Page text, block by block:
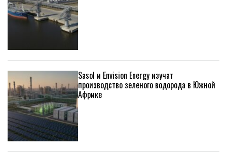
Sasol и Envision Energy изучат
производство зеленого водорода в Южной
Африке